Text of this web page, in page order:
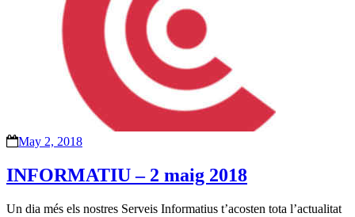
May 2, 2018
INFORMATIU – 2 maig 2018
Un dia més els nostres Serveis Informatius t’acosten tota l’actualitat